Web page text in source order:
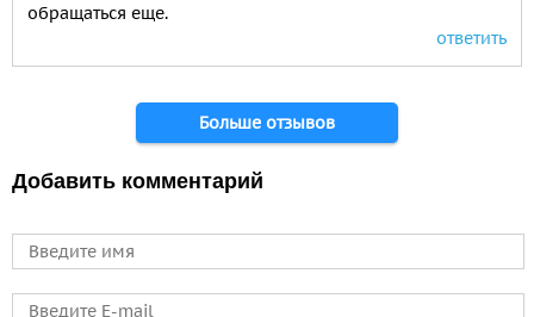
обращаться еще.
ответить
Больше отзывов
Добавить комментарий
Имя
E-mail